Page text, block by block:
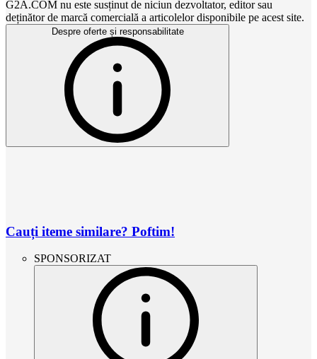
G2A.COM nu este susținut de niciun dezvoltator, editor sau
deținător de marcă comercială a articolelor disponibile pe acest site.
Despre oferte și responsabilitate
Cauți iteme similare? Poftim!
SPONSORIZAT